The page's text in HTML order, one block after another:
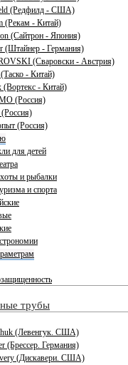
(Редфилд - США)
(Рекам - Китай)
(Сайтрон - Япония)
(Штайнер - Германия)
(Сваровски - Австрия)
- Китай)
(Вортекс - Китай)
(Россия)
(Россия)
(Россия)
для детей
и рыбалки
и спорта
трубы
(Левенгук. США)
(Брессер. Германия)
(Дискавери. США)